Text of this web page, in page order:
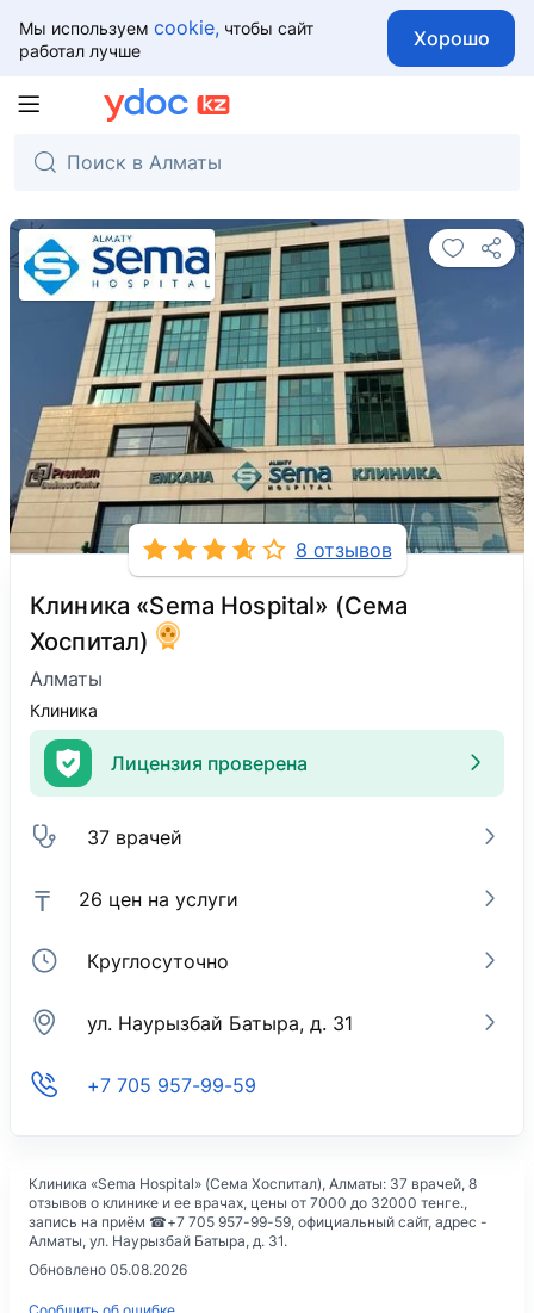
Мы используем cookie, чтобы сайт
работал лучше
Хорошо
8 отзывов
Клиника «Sema Hospital» (Сема
Хоспитал)
Алматы
Клиника
Лицензия проверена
37 врачей
₸ 26 цен на услуги
Круглосуточно
ул. Наурызбай Батыра, д. 31
+7 705 957-99-59
Клиника «Sema Hospital» (Сема Хоспитал), Алматы: 37 врачей, 8
отзывов о клинике и ее врачах, цены от 7000 до 32000 тенге.,
запись на приём ☎+7 705 957-99-59, официальный сайт, адрес -
Алматы, ул. Наурызбай Батыра, д. 31.
Обновлено 05.08.2026